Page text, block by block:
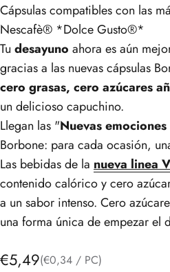
Cápsulas compatibles con las
Nescafè® *Dolce Gusto®*
Tu desayuno ahora es aún
gracias a las nuevas cápsulas
cero grasas, cero azúcares
un delicioso capuchino.
Llegan las "Nuevas
Borbone: para cada ocasión,
Las bebidas de la nueva linea
contenido calórico y cero
a un sabor intenso. Cero
una forma única de empezar el
Precio de oferta
€5,49(€0,34 / PC)